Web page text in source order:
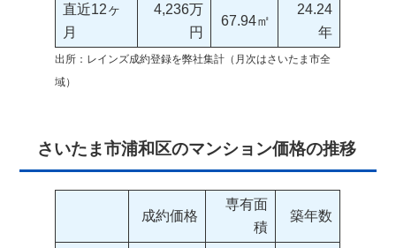
直近12ヶ
月
4,236万
円
67.94㎡
24.24
年
出所：レインズ成約登録を弊社集計（月次はさいたま市全
域）
さいたま市浦和区のマンション価格の推移
成約価格
専有面
積
築年数